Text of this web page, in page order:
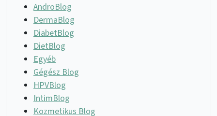
AndroBlog
DermaBlog
DiabetBlog
DietBlog
Egyéb
Gégész Blog
HPVBlog
IntimBlog
Kozmetikus Blog